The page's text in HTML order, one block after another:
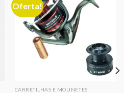
Oferta!
Adicionar
CARRETILHAS E MOLINETES